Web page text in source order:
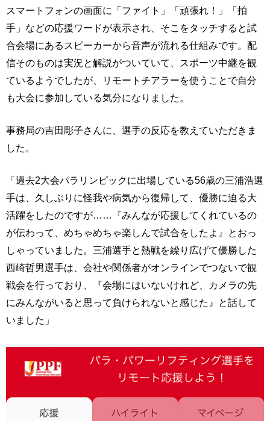
スマートフォンの画面に「ファイト」「頑張れ！」「拍
手」などの応援ワードが表示され、そこをタッチすると試
合会場にあるスピーカーから音声が流れる仕組みです。配
信そのものは実況と解説がついていて、スポーツ中継を観
ているようでしたが、リモートチアラーを使うことで自分
も大会に参加している気分になりました。
事務局の吉田彫子さんに、選手の反応を教えていただきま
した。
「過去2大会パラリンピックに出場している56歳の三浦浩選
手は、久しぶりに怪我や病気から復帰して、優勝に迫る大
活躍をしたのですが……『みんなが応援してくれているの
が伝わって、めちゃめちゃ楽しんで試合をしたよ』とおっ
しゃっていました。三浦選手と熱戦を繰り広げて優勝した
西崎哲男選手は、会社や関係者がオンラインでつないで観
戦会を行っており、『会場にはいないけれど、カメラの先
にみんながいると思って負けられないと感じた』と話して
いました」